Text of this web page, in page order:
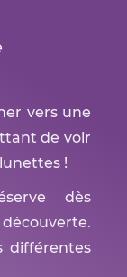
vers une
de voir
!
dès
différentes